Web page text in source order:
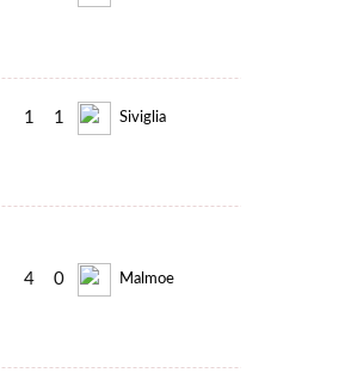
1 1 Siviglia
4 0 Malmoe